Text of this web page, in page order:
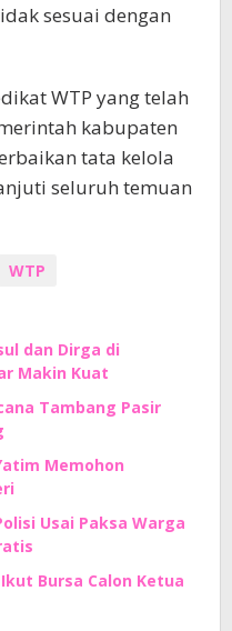
sesuai dengan
WTP yang telah
kabupaten
tata kelola
seluruh temuan
WTP
dan Dirga di
Makin Kuat
Tambang Pasir
Memohon
Usai Paksa Warga
Bursa Calon Ketua